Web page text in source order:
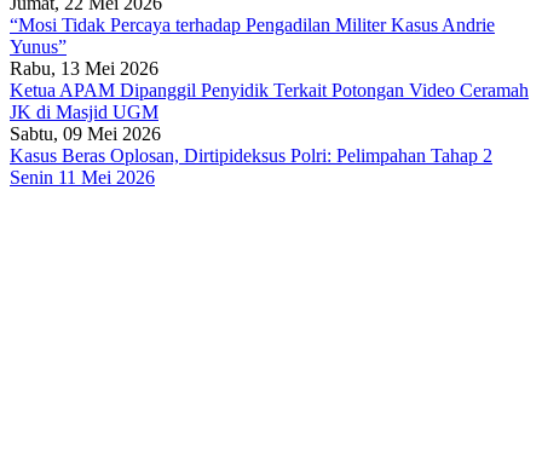
“Mosi Tidak Percaya terhadap Pengadilan Militer Kasus Andrie
Yunus”
Rabu, 13 Mei 2026
Ketua APAM Dipanggil Penyidik Terkait Potongan Video Ceramah
JK di Masjid UGM
Sabtu, 09 Mei 2026
Kasus Beras Oplosan, Dirtipideksus Polri: Pelimpahan Tahap 2
Senin 11 Mei 2026